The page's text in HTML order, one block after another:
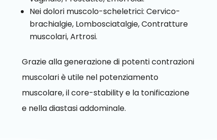
Nei dolori muscolo-scheletrici: Cervico-
brachialgie, Lombosciatalgie, Contratture
muscolari, Artrosi.
Grazie alla generazione di potenti contrazioni
muscolari è utile nel potenziamento
muscolare, il core-stability e la tonificazione
e nella diastasi addominale.